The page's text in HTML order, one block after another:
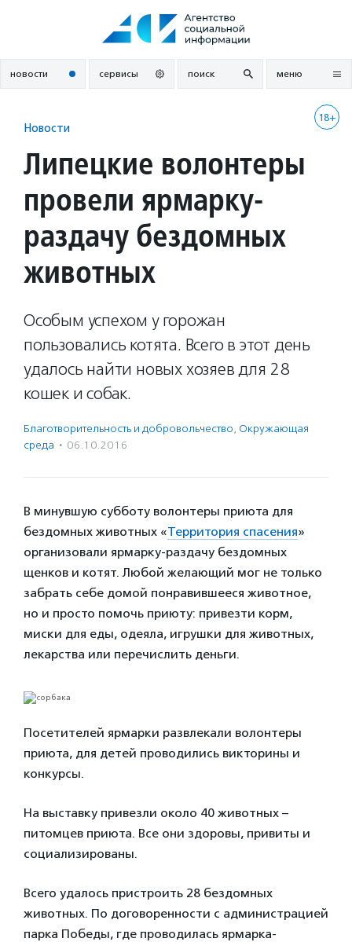
новости сервисы поиск меню
18+
Новости
Липецкие волонтеры
провели ярмарку-
раздачу бездомных
животных
Особым успехом у горожан
пользовались котята. Всего в этот день
удалось найти новых хозяев для 28
кошек и собак.
Благотвори­тель­ность и доброволь­чест­во, Окружающая
среда · 06.10.2016
В минувшую субботу волонтеры приюта для
бездомных животных «Территория спасения»
организовали ярмарку-раздачу бездомных
щенков и котят. Любой желающий мог не только
забрать себе домой понравившееся животное,
но и просто помочь приюту: привезти корм,
миски для еды, одеяла, игрушки для животных,
лекарства или перечислить деньги.
Посетителей ярмарки развлекали волонтеры
приюта, для детей проводились викторины и
конкурсы.
На выставку привезли около 40 животных –
питомцев приюта. Все они здоровы, привиты и
социализированы.
Всего удалось пристроить 28 бездомных
животных. По договоренности с администрацией
парка Победы, где проводилась ярмарка-